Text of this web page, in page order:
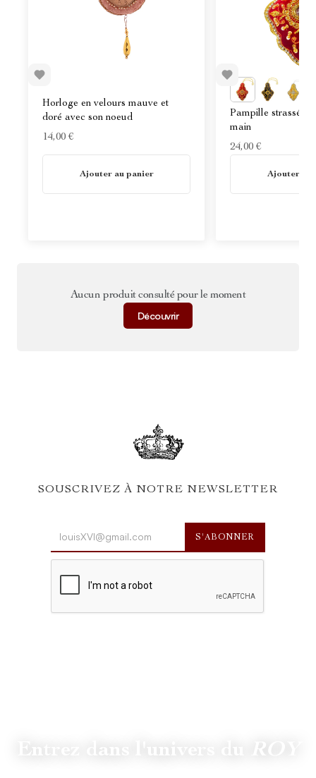
Horloge en velours mauve et
doré avec son noeud
14,00 €
Ajouter au panier
Pampille strassée
main
24,00 €
Ajouter au
Aucun produit consulté pour le moment
Découvrir
SOUSCRIVEZ À NOTRE NEWSLETTER
ROY